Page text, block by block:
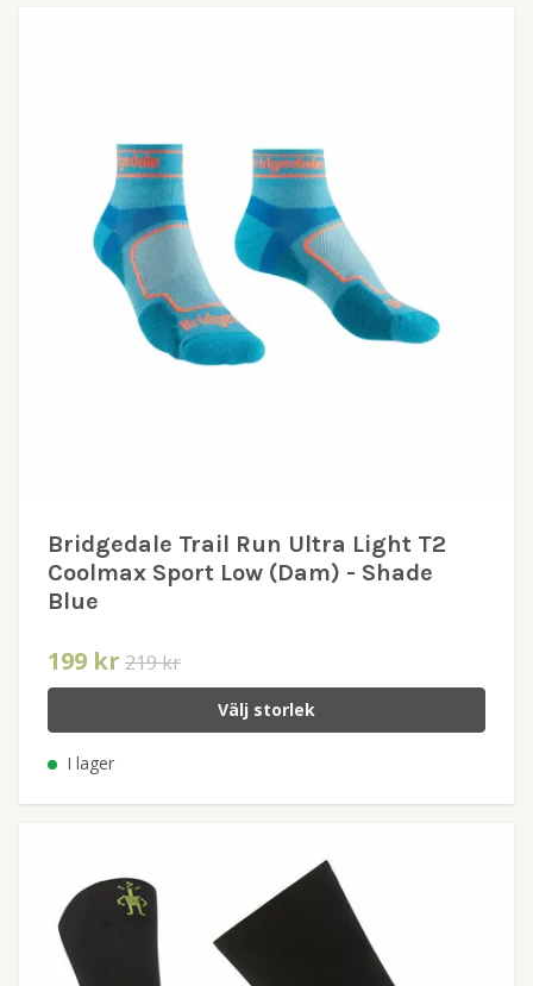
Bridgedale Trail Run Ultra Light T2
Coolmax Sport Low (Dam) - Shade
Blue
199 kr 219 kr
Välj storlek
I lager